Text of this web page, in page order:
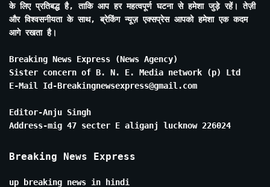
के लिए प्रतिबद्ध है, ताकि आप हर महत्वपूर्ण घटना से हमेशा जुड़े रहें। तेज़ी
और विश्वसनीयता के साथ, ब्रेकिंग न्यूज़ एक्सप्रेस आपको हमेशा एक कदम
आगे रखता है।
Breaking News Express (News Agency)
Sister concern of B. N. E. Media network (p) Ltd
E-Mail Id-Breakingnewsexpress@gmail.com
Editor-Anju Singh
Address-mig 47 secter E aliganj lucknow 226024
Breaking News Express
up breaking news in hindi